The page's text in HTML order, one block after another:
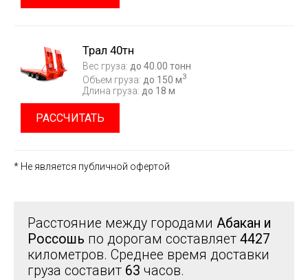
Трал 40тн
Вес груза: до 40.00 тонн
Объем груза: до 150 м3
Длина груза: до 18 м
РАССЧИТАТЬ
* Не является публичной офертой
Расстояние между городами Абакан и
Россошь по дорогам составляет 4427
километров. Среднее время доставки
груза составит 63 часов.